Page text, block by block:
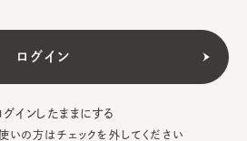
グインしたままにする
の方はチェックを外してください